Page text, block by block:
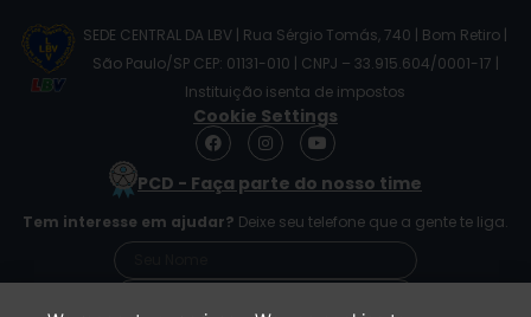
SEDE CENTRAL DA LBV | Rua Sérgio Tomás, 740 | Bom Retiro |
São Paulo/SP CEP: 01131-010 | CNPJ – 33.915.604/0001-17 |
Instituição isenta de impostos
Cookie Settings
F
a
e
o
o
I
n
s
t
g
r
m
Y
o
t
b
e
PCD - Faça parte do nosso time
Tem interesse em ajudar? Deixe seu telefone que a gente te liga.